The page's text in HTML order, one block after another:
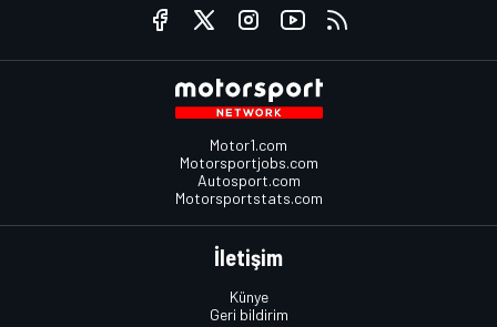
Motor1.com
Motorsportjobs.com
Autosport.com
Motorsportstats.com
İletişim
Künye
Geri bildirim